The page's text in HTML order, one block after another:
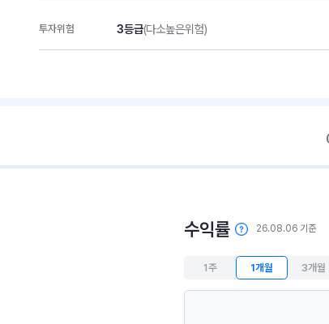
투자위험 3등급(다소높은위험)
수익률 26.08.06 기준
1주 1개월 3개월